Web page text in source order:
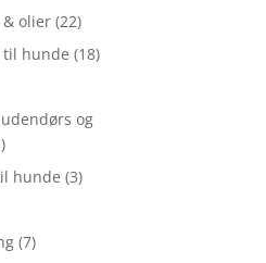
& olier (22)
til hunde (18)
og
hunde (3)
(7)